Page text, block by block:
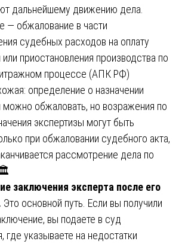
дальнейшему движению дела.
— обжалование в части
судебных расходов на оплату
приостановления производства по
процессе (АПК РФ)
определение о назначении
можно обжаловать, но возражения по
экспертизы могут быть
при обжаловании судебного акта,
рассмотрение дела по
🏛️
заключения эксперта после его
Это основной путь. Если вы получили
вы подаете в суд
где указываете на недостатки